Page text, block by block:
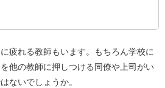
疲れる教師もいます。もちろん学校に
他の教師に押しつける同僚や上司がい
ないでしょうか。